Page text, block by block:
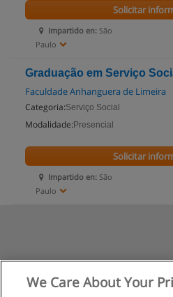
Impartido en: São
Paulo
Solicitar
Graduação em Serviço
Faculdade Anhanguera de Limeira
Categoria:Serviço Social
Modalidade: Presencial
Impartido en: São
Paulo
Solicitar
We Care About Your